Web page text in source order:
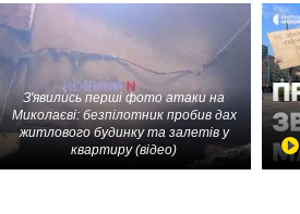
З'явились перші фото атаки на
Миколаєві: безпілотник пробив дах
житлового будинку та залетів у
квартиру (відео)